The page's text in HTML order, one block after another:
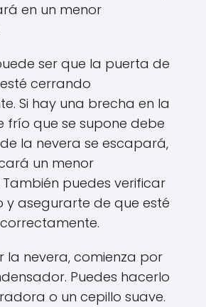
en un menor
ser que la puerta de
cerrando
Si hay una brecha en la
frío que se supone debe
la nevera se escapará,
un menor
puedes verificar
y asegurarte de que esté
la nevera, comienza por
Puedes hacerlo
o un cepillo suave.